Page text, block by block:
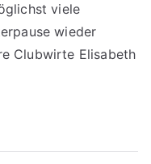
viele
wieder
Clubwirte Elisabeth